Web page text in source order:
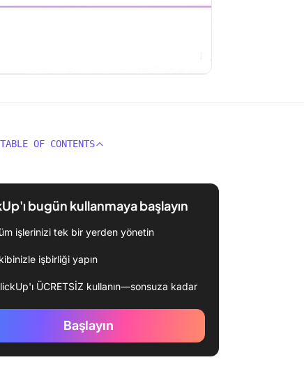
TABLE OF CONTENTS
bugün kullanmaya başlayın
işlerinizi tek bir yerden yönetin
işbirliği yapın
ÜCRETSİZ kullanın—sonsuza kadar
Başlayın